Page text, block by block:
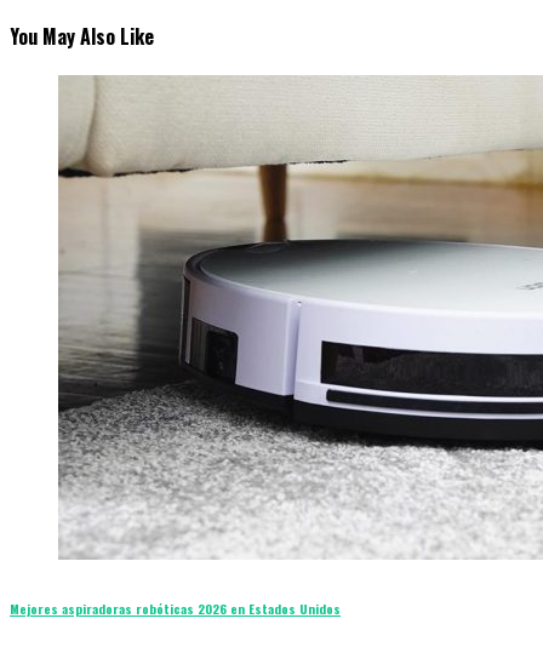
You May Also Like
Mejores aspiradoras robóticas 2026 en Estados Unidos